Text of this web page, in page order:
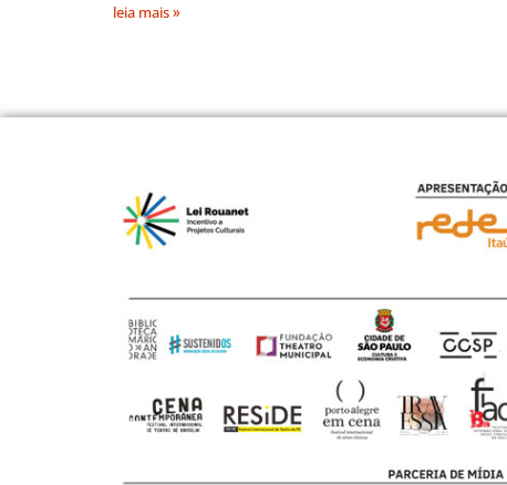
leia mais »